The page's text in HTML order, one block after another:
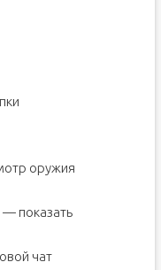
оружия
— показать
чат